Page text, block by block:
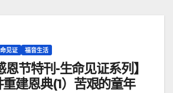
见证 福音生活
恩节特刊-生命见证系列】
建恩典(1）苦艰的童年